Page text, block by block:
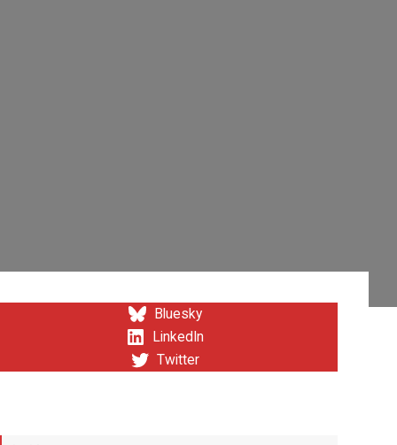
Bluesky
LinkedIn
Twitter